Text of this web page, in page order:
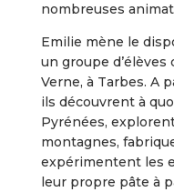
nombreuses
Emilie mène le
un groupe d’élèves
Verne, à Tarbes. A
ils découvrent à
Pyrénées,
montagnes,
expérimentent les
leur propre pâte à